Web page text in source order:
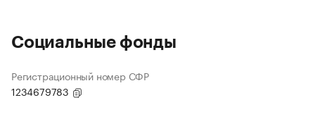
Социальные фонды
Регистрационный номер СФР
1234679783